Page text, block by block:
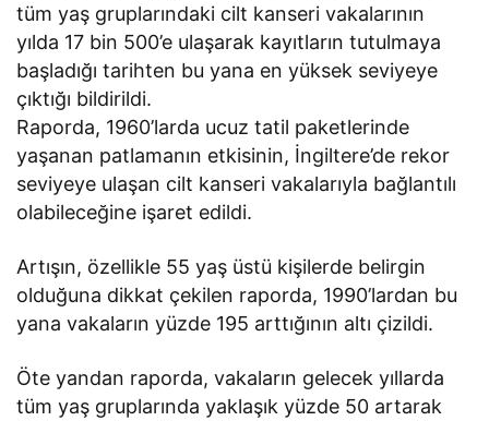
tüm yaş gruplarındaki cilt kanseri vakalarının
yılda 17 bin 500’e ulaşarak kayıtların tutulmaya
başladığı tarihten bu yana en yüksek seviyeye
çıktığı bildirildi.
Raporda, 1960’larda ucuz tatil paketlerinde
yaşanan patlamanın etkisinin, İngiltere’de rekor
seviyeye ulaşan cilt kanseri vakalarıyla bağlantılı
olabileceğine işaret edildi.
Artışın, özellikle 55 yaş üstü kişilerde belirgin
olduğuna dikkat çekilen raporda, 1990’lardan bu
yana vakaların yüzde 195 arttığının altı çizildi.
Öte yandan raporda, vakaların gelecek yıllarda
tüm yaş gruplarında yaklaşık yüzde 50 artarak